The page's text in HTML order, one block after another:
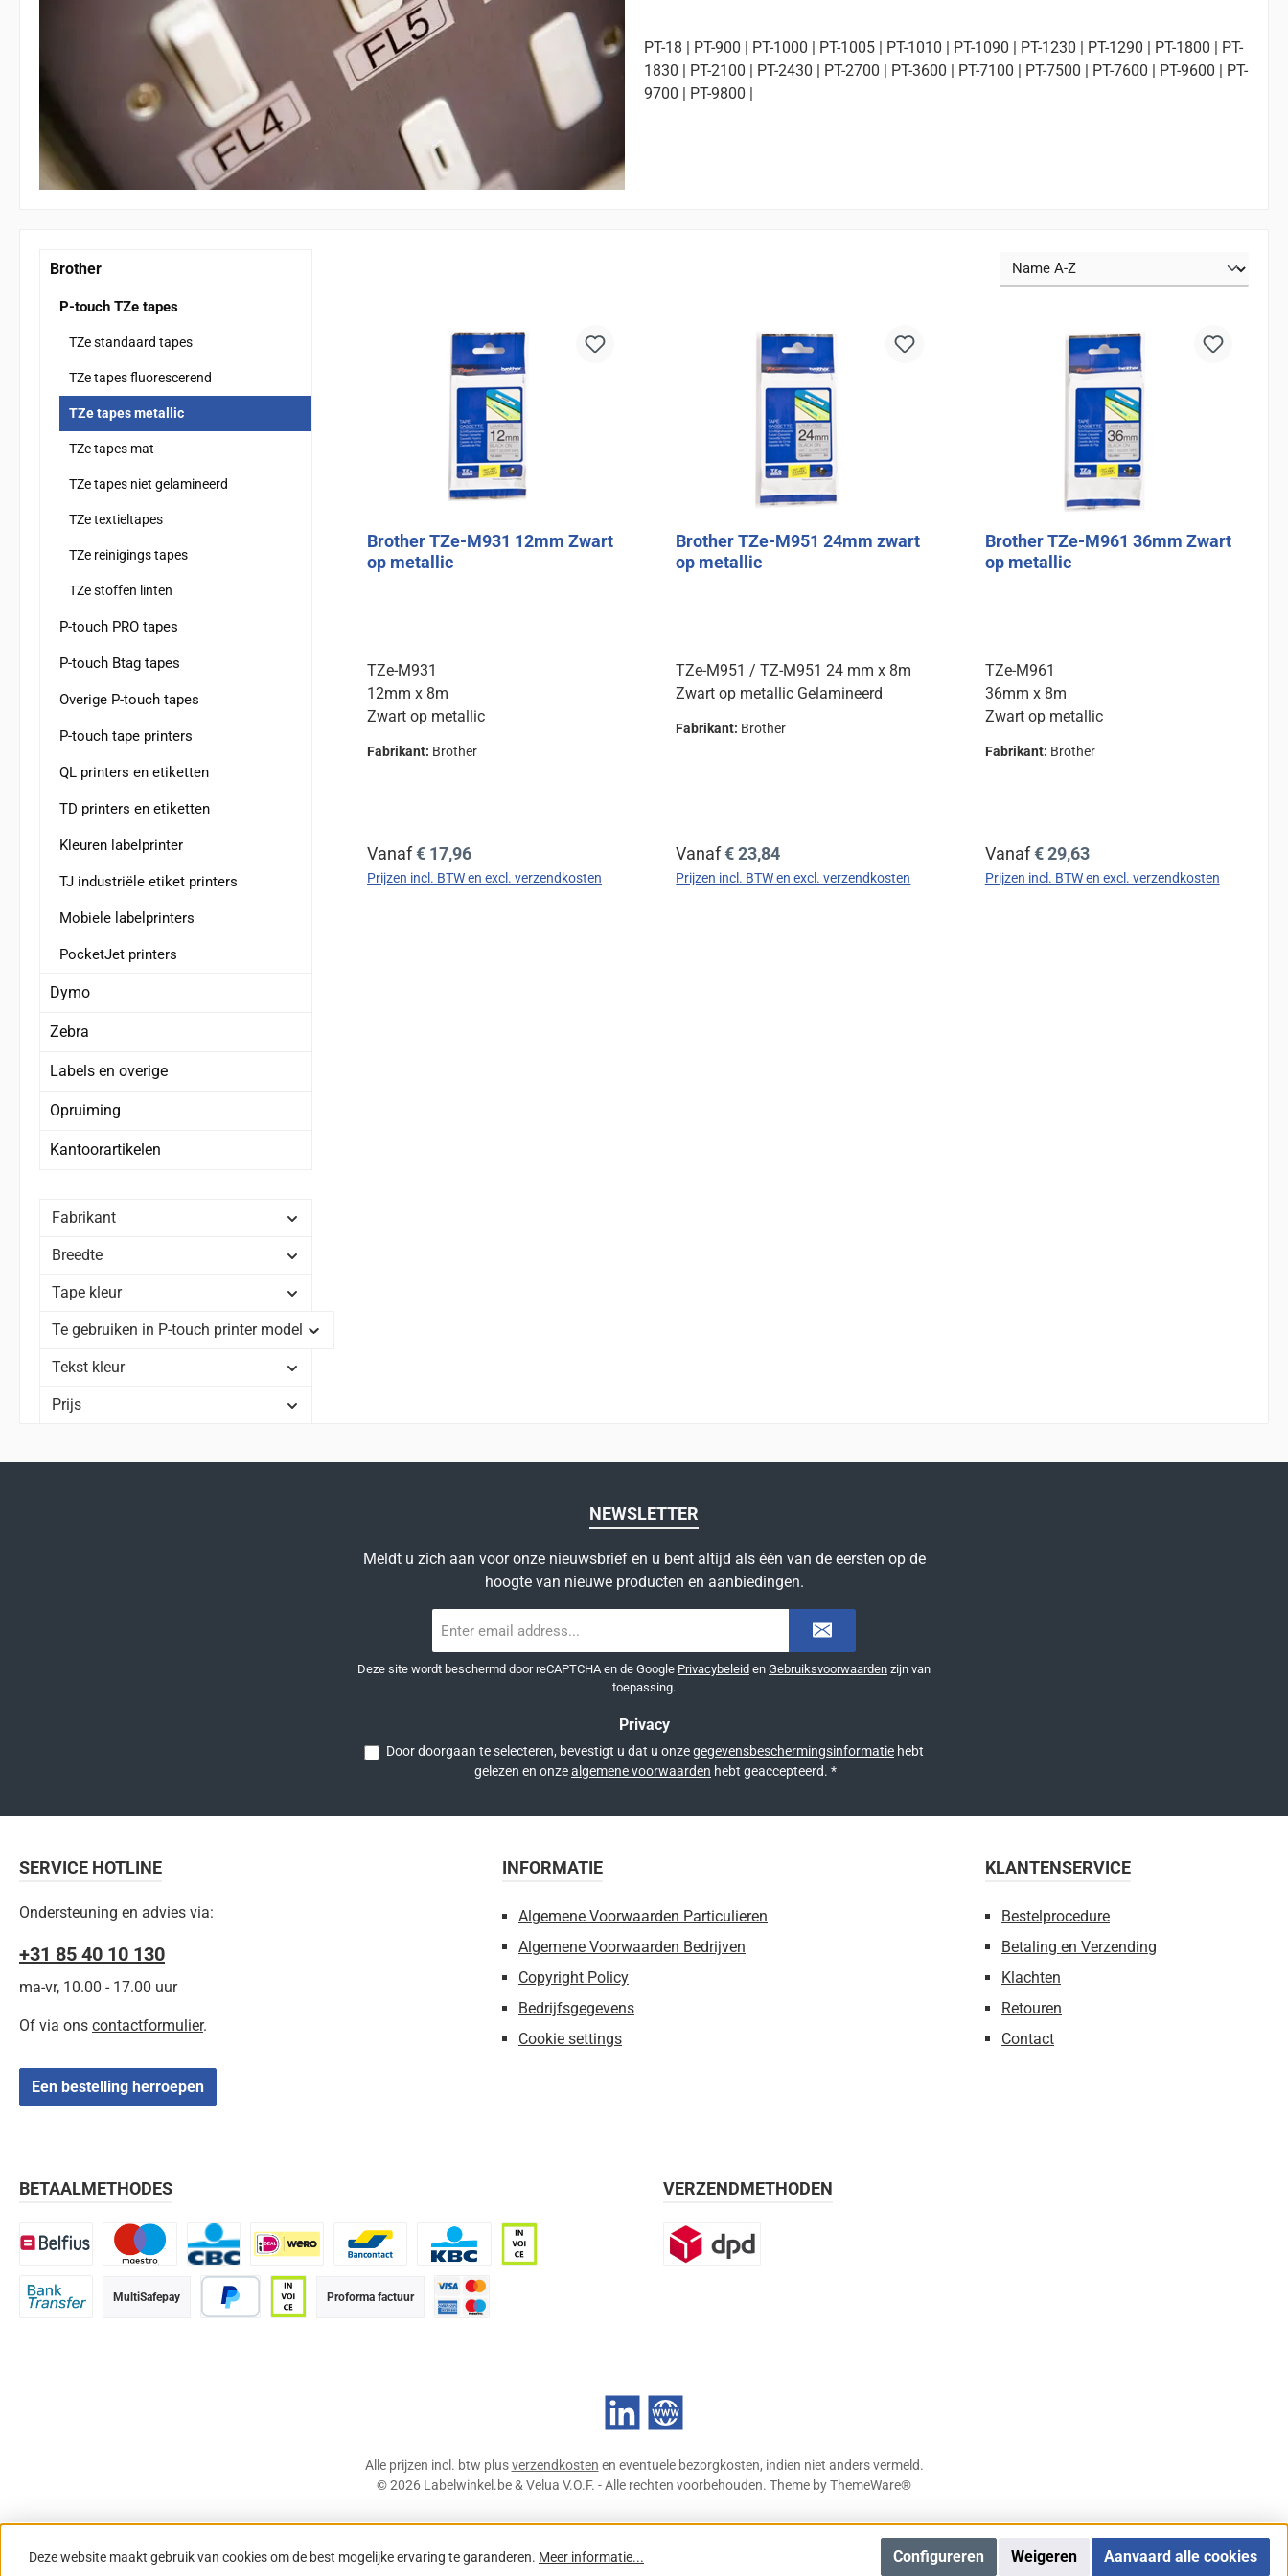
PT-18 | PT-900 | PT-1000 | PT-1005 | PT-1010 | PT-1090 | PT-1230 | PT-1290 | PT-1800 | PT-
1830 | PT-2100 | PT-2430 | PT-2700 | PT-3600 | PT-7100 | PT-7500 | PT-7600 | PT-9600 | PT-
9700 | PT-9800 |
Brother
P-touch TZe tapes
TZe standaard tapes
TZe tapes fluorescerend
TZe tapes metallic
TZe tapes mat
TZe tapes niet gelamineerd
TZe textieltapes
TZe reinigings tapes
TZe stoffen linten
P-touch PRO tapes
P-touch Btag tapes
Overige P-touch tapes
P-touch tape printers
QL printers en etiketten
TD printers en etiketten
Kleuren labelprinter
TJ industriële etiket printers
Mobiele labelprinters
PocketJet printers
Dymo
Zebra
Labels en overige
Opruiming
Kantoorartikelen
Fabrikant
Breedte
Tape kleur
Te gebruiken in P-touch printer model
Tekst kleur
Prijs
Brother TZe-M931 12mm Zwart
op metallic
TZe-M931
12mm x 8m
Zwart op metallic
Fabrikant: Brother
Normale prijs:
Vanaf€ 17,96
Prijzen incl. BTW en excl. verzendkosten
Brother TZe-M951 24mm zwart
op metallic
TZe-M951 / TZ-M951 24 mm x 8m
Zwart op metallic Gelamineerd
Fabrikant: Brother
Normale prijs:
Vanaf€ 23,84
Prijzen incl. BTW en excl. verzendkosten
Brother TZe-M961 36mm Zwart
op metallic
TZe-M961
36mm x 8m
Zwart op metallic
Fabrikant: Brother
Normale prijs:
Vanaf€ 29,63
Prijzen incl. BTW en excl. verzendkosten
NEWSLETTER
Meldt u zich aan voor onze nieuwsbrief en u bent altijd als één van de eersten op de
hoogte van nieuwe producten en aanbiedingen.
mailadres
Deze site wordt beschermd door reCAPTCHA en de Google Privacybeleid en Gebruiksvoorwaarden zijn van
toepassing.
Privacy
Door doorgaan te selecteren, bevestigt u dat u onzegegevensbeschermingsinformatie hebt
gelezen en onzealgemene voorwaarden hebt geaccepteerd. *
SERVICE HOTLINE
Ondersteuning en advies via:
+31 85 40 10 130
ma-vr, 10.00 - 17.00 uur
Of via ons contactformulier.
Een bestelling herroepen
INFORMATIE
Algemene Voorwaarden Particulieren
Algemene Voorwaarden Bedrijven
Copyright Policy
Bedrijfsgegevens
Cookie settings
KLANTENSERVICE
Bestelprocedure
Betaling en Verzending
Klachten
Retouren
Contact
BETAALMETHODES
iDEAL | Wero
MultiSafepay Proforma factuur
CBC
VERZENDMETHODEN
LinkedIn Website
Alle prijzen incl. btw plusverzendkosten en eventuele bezorgkosten, indien niet anders vermeld.
© 2026 Labelwinkel.be & Velua V.O.F. - Alle rechten voorbehouden. Theme byThemeWare®
Deze website maakt gebruik van cookies om de best mogelijke ervaring te garanderen. Meer informatie... Weigeren
Configureren Aanvaard alle cookies